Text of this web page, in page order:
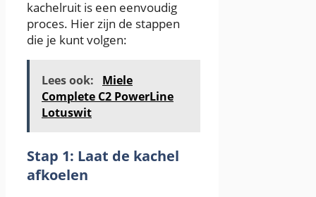
kachelruit is een eenvoudig
proces. Hier zijn de stappen
die je kunt volgen:
Lees ook:
Miele
Complete C2 PowerLine
Lotuswit
Stap 1: Laat de kachel
afkoelen